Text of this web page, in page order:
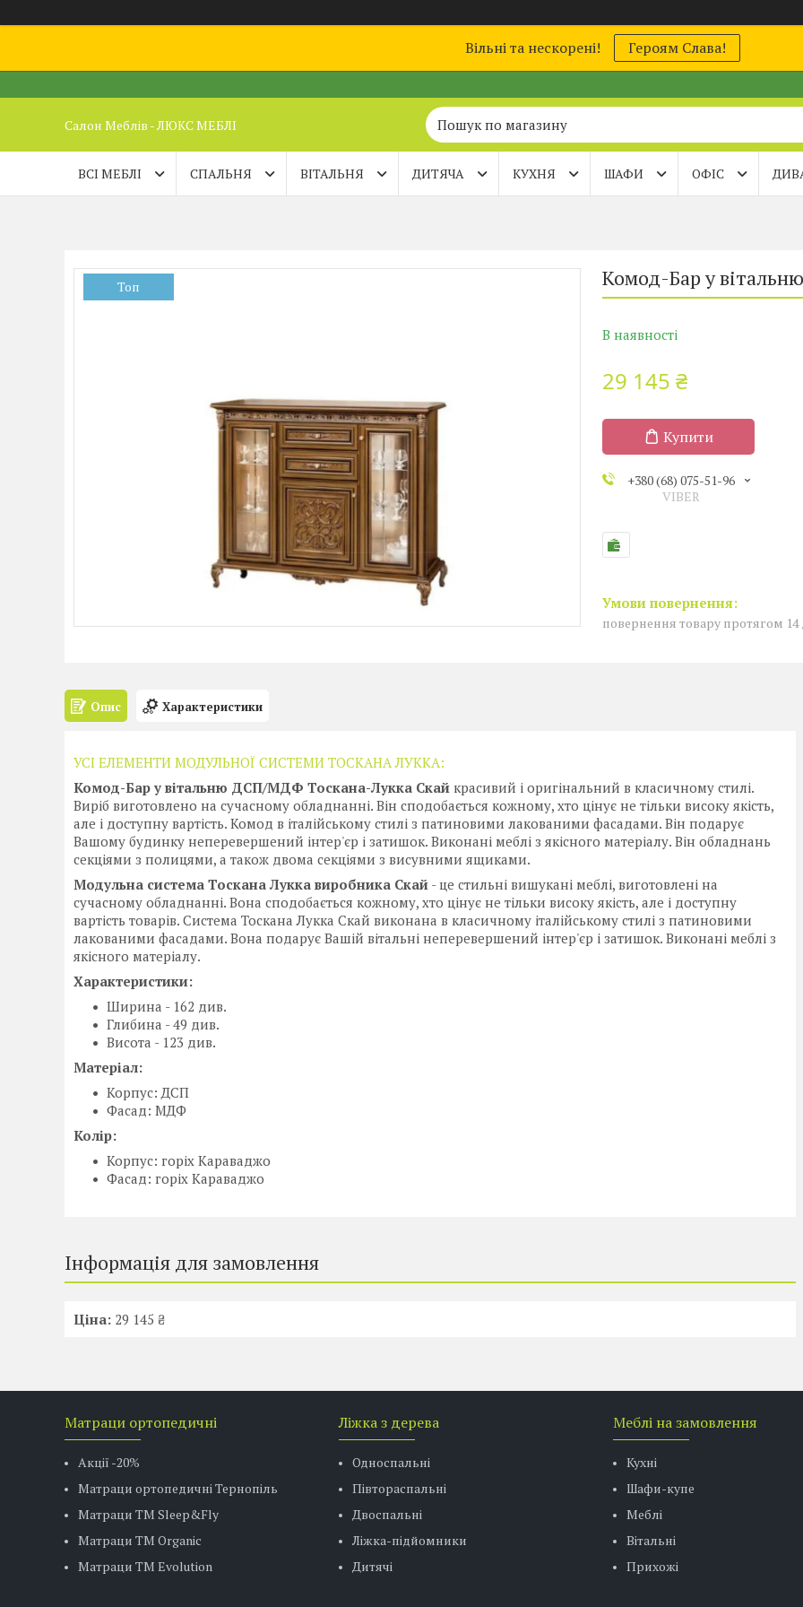
Вільні та нескорені! Героям Слава!
Салон Меблів - ЛЮКС МЕБЛІ
ВСІ МЕБЛІ СПАЛЬНЯ ВІТАЛЬНЯ ДИТЯЧА КУХНЯ ШАФИ ОФІС
Топ Комод-Бар у
В наявності
29 145 ₴
Купити
+380 (68) 075-51-96
VIBER
повернення товару протягом 14
Опис Характеристики
УСІ ЕЛЕМЕНТИ МОДУЛЬНОЇ СИСТЕМИ ТОСКАНА ЛУККА:
Комод-Бар у вітальню ДСП/МДФ Тоскана-Лукка Скай красивий і оригінальний в класичному стилі.
Виріб виготовлено на сучасному обладнанні. Він сподобається кожному, хто цінує не тільки високу якість,
але і доступну вартість. Комод в італійському стилі з патиновими лакованими фасадами. Він подарує
Вашому будинку неперевершений інтер'єр і затишок. Виконані меблі з якісного матеріалу. Він обладнань
секціями з полицями, а також двома секціями з висувними ящиками.
Модульна система Тоскана Лукка виробника Скай - це стильні вишукані меблі, виготовлені на
сучасному обладнанні. Вона сподобається кожному, хто цінує не тільки високу якість, але і доступну
вартість товарів. Система Тоскана Лукка Скай виконана в класичному італійському стилі з патиновими
лакованими фасадами. Вона подарує Вашій вітальні неперевершений інтер'єр і затишок. Виконані меблі з
якісного матеріалу.
Характеристики:
Ширина - 162 див.
Глибина - 49 див.
Висота - 123 див.
Матеріал:
Корпус: ДСП
Фасад: МДФ
Колір:
Корпус: горіх Караваджо
Фасад: горіх Караваджо
Інформація для замовлення
Ціна: 29 145 ₴
Матраци ортопедичні
Акції -20%
Матраци ортопедичні Тернопіль
Матраци ТМ Sleep&Fly
Матраци TM Organic
Матраци ТМ Evolution
Ліжка з дерева
Односпальні
Півтораспальні
Двоспальні
Ліжка-підйомники
Дитячі
Меблі на замовлення
Кухні
Шафи-купе
Меблі
Вітальні
Прихожі